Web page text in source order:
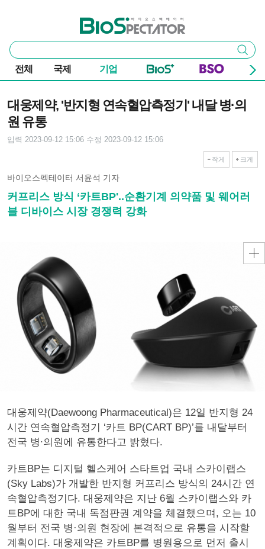
바이오스펙테이터
통
합
검
색
검색
전체 국제 기업
대웅제약, '반지형 연속혈압측정기' 내달 병·의
원 유통
입력 2023-09-12 15:06 수정 2023-09-12 15:06
작게 크게
바이오스펙테이터 서윤석 기자
커프리스 방식 ‘카트BP'..순환기계 의약품 및 웨어러
블 디바이스 시장 경쟁력 강화
대웅제약(Daewoong Pharmaceutical)은 12일 반지형 24
시간 연속혈압측정기 ‘카트 BP(CART BP)’를 내달부터
전국 병∙의원에 유통한다고 밝혔다.
카트BP는 디지털 헬스케어 스타트업 국내 스카이랩스
(Sky Labs)가 개발한 반지형 커프리스 방식의 24시간 연
속혈압측정기다. 대웅제약은 지난 6월 스카이랩스와 카
트BP에 대한 국내 독점판권 계약을 체결했으며, 오는 10
월부터 전국 병·의원 현장에 본격적으로 유통을 시작할
계획이다. 대웅제약은 카트BP를 병원용으로 먼저 출시